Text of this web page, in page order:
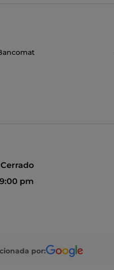
Cerrado
pm
por: